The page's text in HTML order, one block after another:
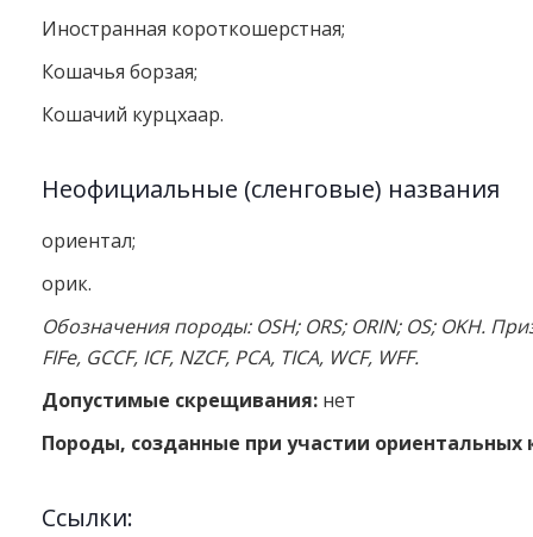
Иностранная короткошерстная;
Кошачья борзая;
Кошачий курцхаар.
Неофициальные (сленговые) названия
ориентал;
орик.
Обозначения породы: OSH; ORS; ORIN; OS; OKH.
FIFe, GCCF, ICF, NZCF, PCA, TICA, WCF, WFF.
Допустимые скрещивания: нет
Породы, созданные при участии ориентальных
Ссылки: